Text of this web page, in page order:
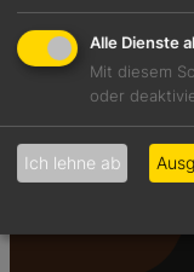
17 Juli, 2026
Featured, QUIZ
Hätten Sie es
Alle Dienste
Mit diesem
oder
Ich lehne ab